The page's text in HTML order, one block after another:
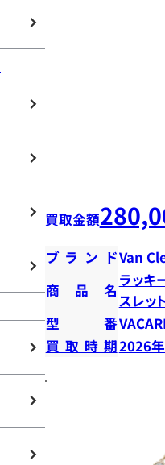
買取金額
ブランドVan
商品名
ラッキ
スレッ
型番
買取時期2026